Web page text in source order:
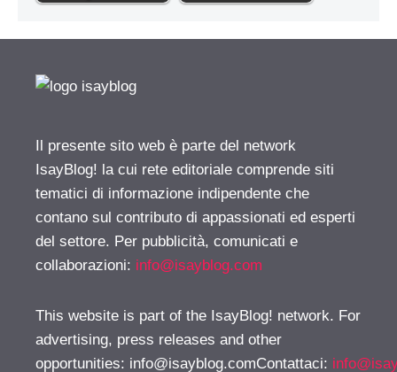
Il presente sito web è parte del network
IsayBlog! la cui rete editoriale comprende siti
tematici di informazione indipendente che
contano sul contributo di appassionati ed esperti
del settore. Per pubblicità, comunicati e
collaborazioni: info@isayblog.com
This website is part of the IsayBlog! network. For
advertising, press releases and other
opportunities: info@isayblog.comContattaci: